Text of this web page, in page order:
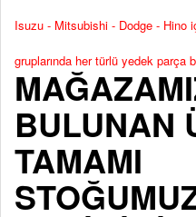
Isuzu - Mitsubishi - Dodge - Hino
gruplarında her türlü yedek parça
BULUNAN
TAMAMI